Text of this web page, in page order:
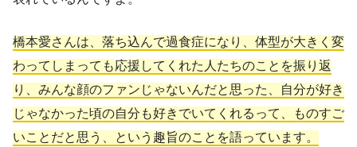
橋本愛さんは、落ち込んで過食症になり、体型が大きく変
わってしまっても応援してくれた人たちのことを振り返
り、みんな顔のファンじゃないんだと思った、自分が好き
じゃなかった頃の自分も好きでいてくれるって、ものすご
いことだと思う、という趣旨のことを語っています。